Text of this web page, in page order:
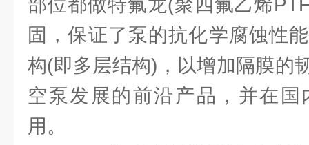
部位都做特氟龙(聚四氟乙烯
固，保证了泵的抗化学腐蚀性
构(即多层结构)，以增加隔膜的
空泵发展的前沿产品，并在
用。